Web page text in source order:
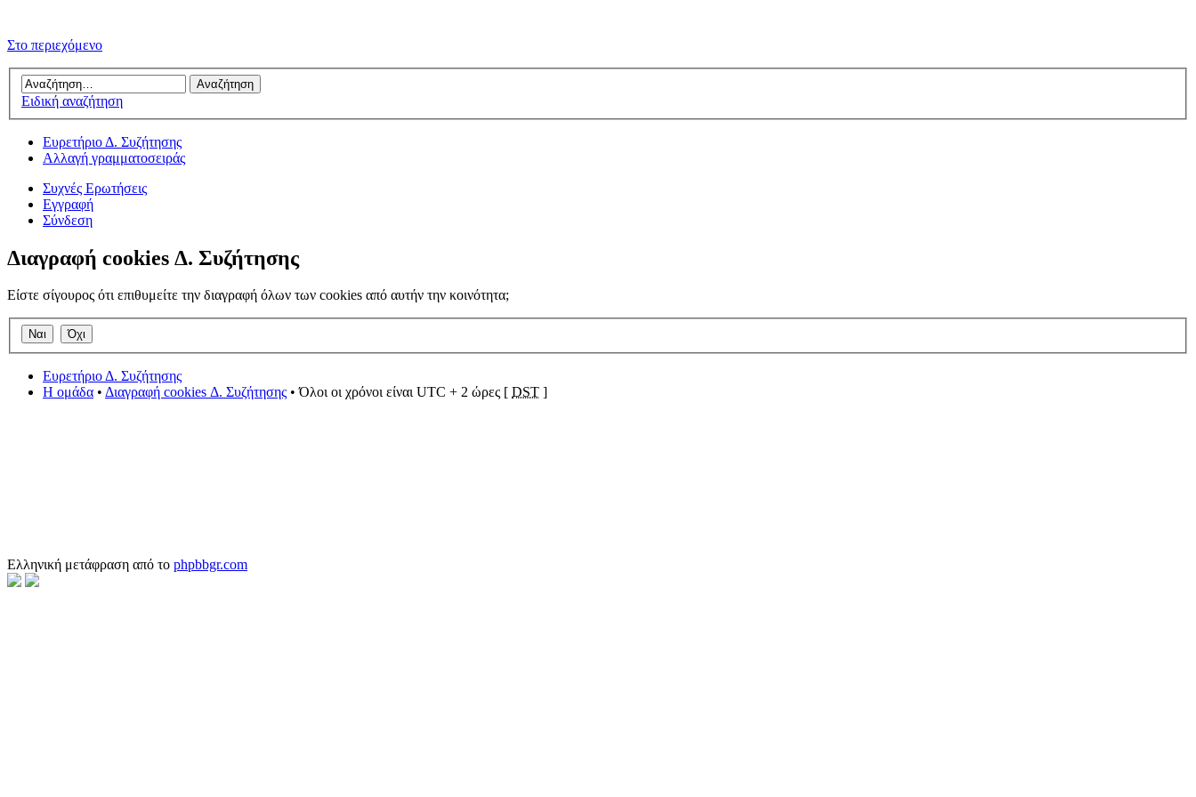
Στο περιεχόμενο
Ειδική αναζήτηση
Ευρετήριο Δ. Συζήτησης
Αλλαγή γραμματοσειράς
Συχνές Ερωτήσεις
Εγγραφή
Σύνδεση
Διαγραφή cookies Δ. Συζήτησης
Είστε σίγουρος ότι επιθυμείτε την διαγραφή όλων των cookies από αυτήν την κοινότητα;
Ευρετήριο Δ. Συζήτησης
Η ομάδα • Διαγραφή cookies Δ. Συζήτησης • Όλοι οι χρόνοι είναι UTC + 2 ώρες [ DST ]
Ελληνική μετάφραση από το phpbbgr.com